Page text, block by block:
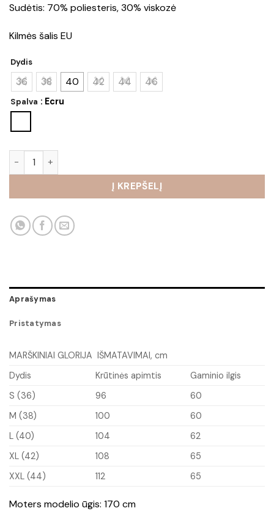
Sudėtis: 70% poliesteris, 30% viskozė
Kilmės šalis EU
Dydis
36 38 40 42 44 46
Spalva : Ecru
Į KREPŠELĮ
Aprašymas
Pristatymas
MARŠKINIAI GLORIJA IŠMATAVIMAI, cm
Dydis
Krūtinės apimtis
Gaminio ilgis
S (36)
96
60
M (38)
100
60
L (40)
104
62
XL (42)
108
65
XXL (44)
112 65
Moters modelio ūgis: 170 cm